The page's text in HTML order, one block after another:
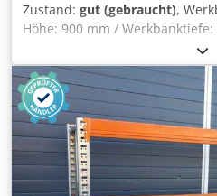
Zustand: gut (gebraucht),
Höhe: 900 mm /
hier ein gebrauchtes
Vogelsang zum Kauf an.
Werkbankgestell: Hersteller:
Lieferumfang sind enthalten:
Materialfarbe: sendz. verzinkt
Ständertiefe: 800 mm Inkl.
Fußplatten Die Ständer sind
Dogtsrf ( geschraubtes